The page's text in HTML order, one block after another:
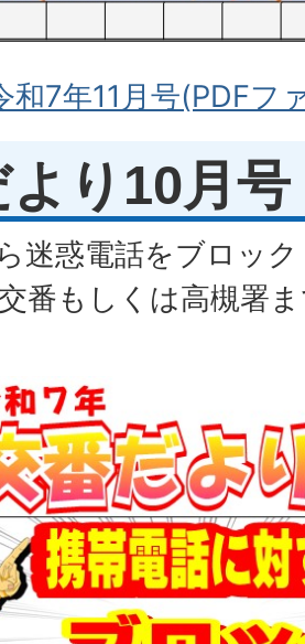
和7年11月号(PDFフ
り10月
迷惑電話をブロッ
番もしくは高槻署